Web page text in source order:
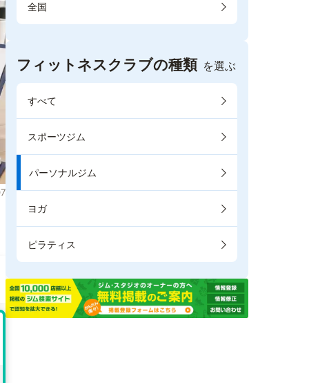
全国
フィットネスクラブの種類 を選ぶ
すべて
スポーツジム
パーソナルジム
ヨガ
ピラティス